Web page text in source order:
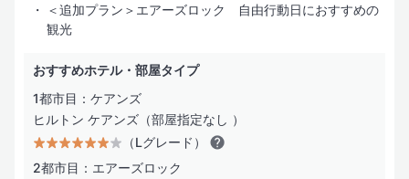
＜追加プラン＞エアーズロック 自由行動日におすすめの
観光
おすすめホテル・部屋タイプ
1都市目：ケアンズ
ヒルトン ケアンズ（部屋指定なし ）
（Lグレード）
2都市目：エアーズロック